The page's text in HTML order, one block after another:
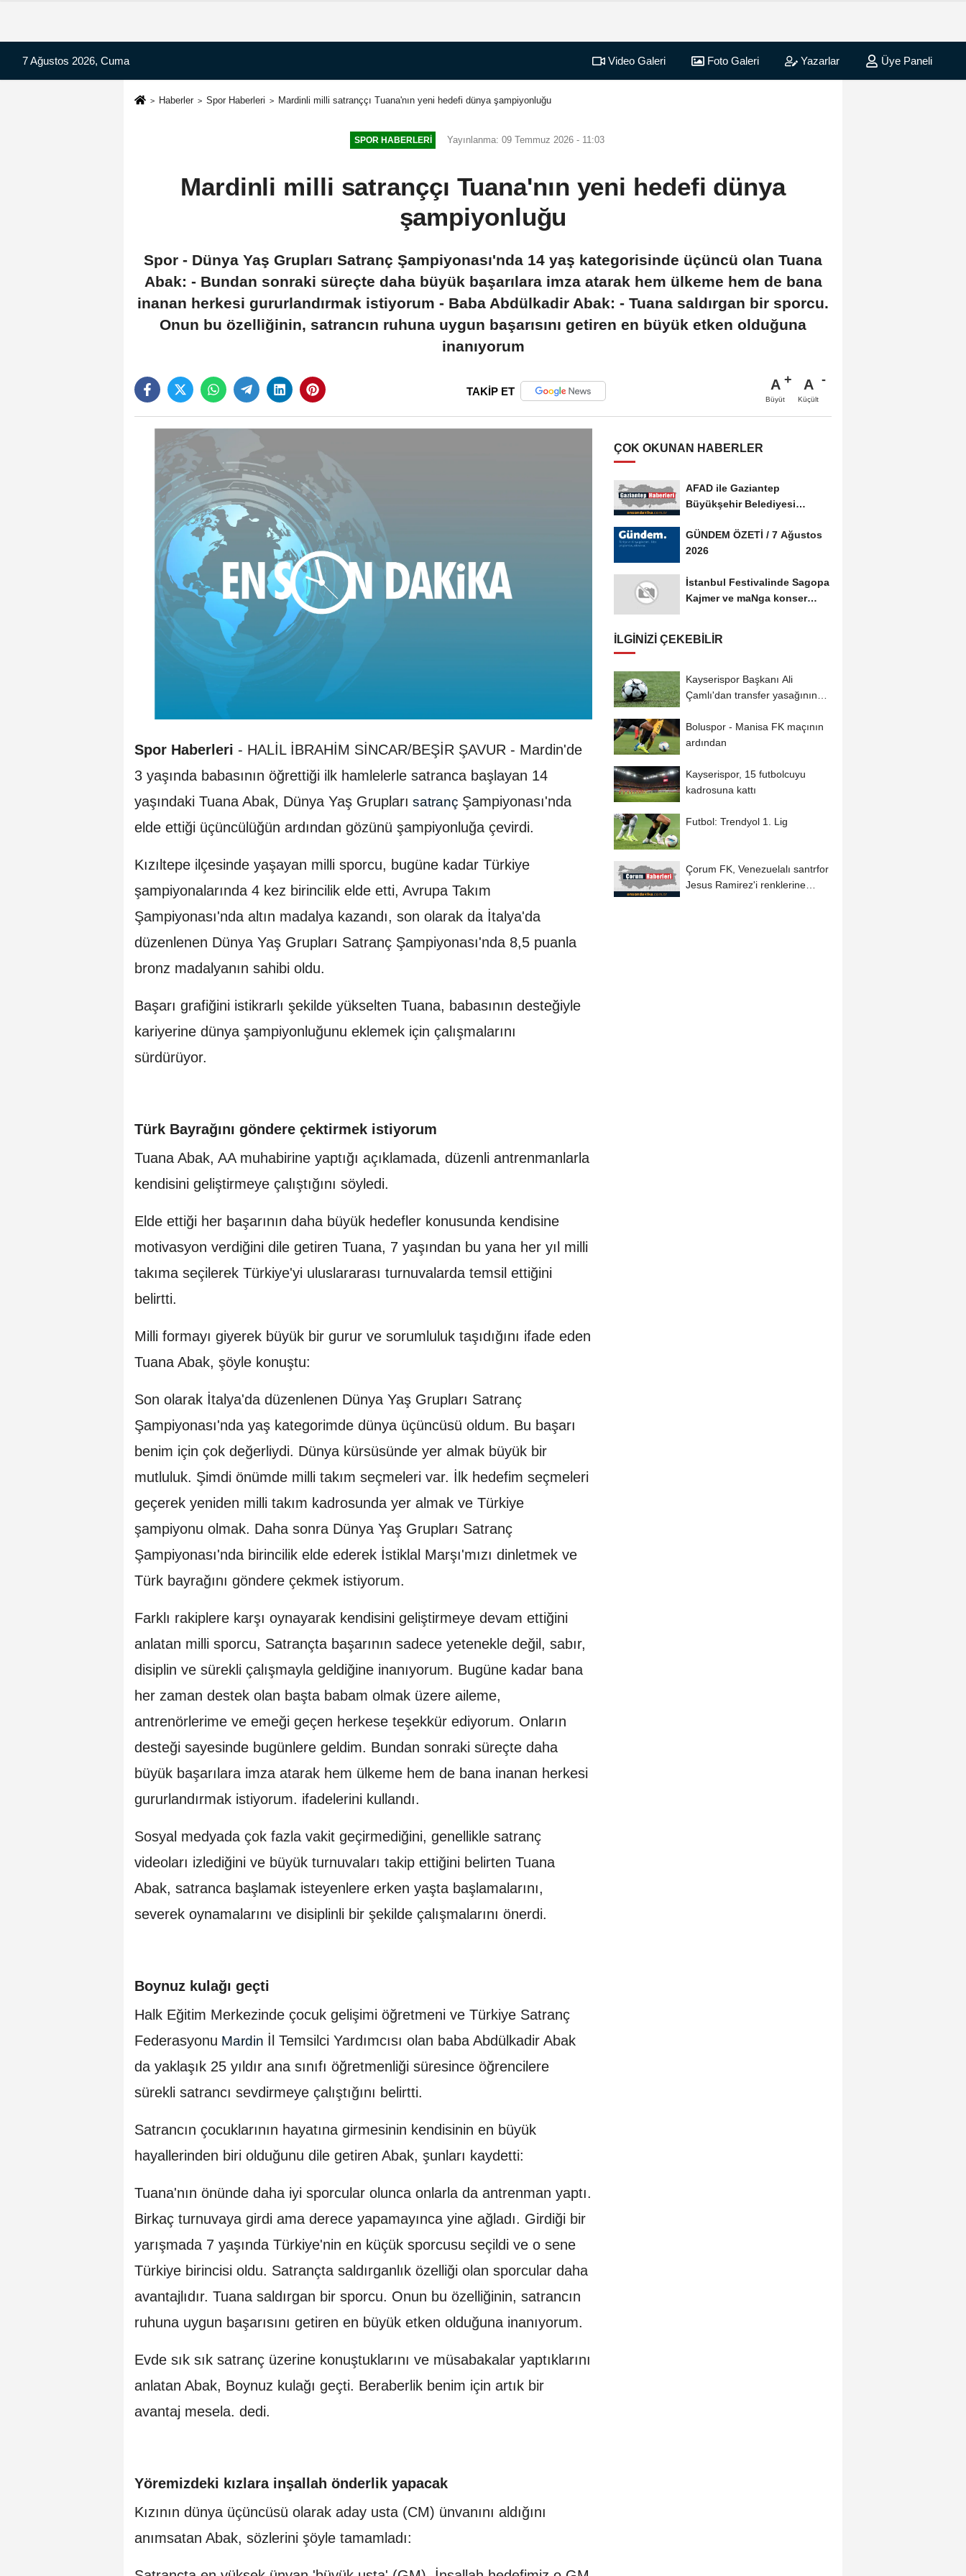
7 Ağustos 2026, Cuma Video Galeri Foto Galeri Yazarlar Üye Paneli
Haberler Spor Haberleri Mardinli milli satranççı Tuana'nın yeni hedefi dünya şampiyonluğu
SPOR HABERLERI Yayınlanma: 09 Temmuz 2026 - 11:03
Mardinli milli satranççı Tuana'nın yeni hedefi dünya
şampiyonluğu
Spor - Dünya Yaş Grupları Satranç Şampiyonası'nda 14 yaş kategorisinde üçüncü olan Tuana
Abak: - Bundan sonraki süreçte daha büyük başarılara imza atarak hem ülkeme hem de bana
inanan herkesi gururlandırmak istiyorum - Baba Abdülkadir Abak: - Tuana saldırgan bir sporcu.
Onun bu özelliğinin, satrancın ruhuna uygun başarısını getiren en büyük etken olduğuna
inanıyorum
TAKİP ET A
Büyüt
A
Küçült
Spor Haberleri - HALİL İBRAHİM SİNCAR/BEŞİR ŞAVUR - Mardin'de
3 yaşında babasının öğrettiği ilk hamlelerle satranca başlayan 14
yaşındaki Tuana Abak, Dünya Yaş Grupları satranç Şampiyonası'nda
elde ettiği üçüncülüğün ardından gözünü şampiyonluğa çevirdi.
Kızıltepe ilçesinde yaşayan milli sporcu, bugüne kadar Türkiye
şampiyonalarında 4 kez birincilik elde etti, Avrupa Takım
Şampiyonası'nda altın madalya kazandı, son olarak da İtalya'da
düzenlenen Dünya Yaş Grupları Satranç Şampiyonası'nda 8,5 puanla
bronz madalyanın sahibi oldu.
Başarı grafiğini istikrarlı şekilde yükselten Tuana, babasının desteğiyle
kariyerine dünya şampiyonluğunu eklemek için çalışmalarını
sürdürüyor.
Türk Bayrağını göndere çektirmek istiyorum
Tuana Abak, AA muhabirine yaptığı açıklamada, düzenli antrenmanlarla
kendisini geliştirmeye çalıştığını söyledi.
Elde ettiği her başarının daha büyük hedefler konusunda kendisine
motivasyon verdiğini dile getiren Tuana, 7 yaşından bu yana her yıl milli
takıma seçilerek Türkiye'yi uluslararası turnuvalarda temsil ettiğini
belirtti.
Milli formayı giyerek büyük bir gurur ve sorumluluk taşıdığını ifade eden
Tuana Abak, şöyle konuştu:
Son olarak İtalya'da düzenlenen Dünya Yaş Grupları Satranç
Şampiyonası'nda yaş kategorimde dünya üçüncüsü oldum. Bu başarı
benim için çok değerliydi. Dünya kürsüsünde yer almak büyük bir
mutluluk. Şimdi önümde milli takım seçmeleri var. İlk hedefim seçmeleri
geçerek yeniden milli takım kadrosunda yer almak ve Türkiye
şampiyonu olmak. Daha sonra Dünya Yaş Grupları Satranç
Şampiyonası'nda birincilik elde ederek İstiklal Marşı'mızı dinletmek ve
Türk bayrağını göndere çekmek istiyorum.
Farklı rakiplere karşı oynayarak kendisini geliştirmeye devam ettiğini
anlatan milli sporcu, Satrançta başarının sadece yetenekle değil, sabır,
disiplin ve sürekli çalışmayla geldiğine inanıyorum. Bugüne kadar bana
her zaman destek olan başta babam olmak üzere aileme,
antrenörlerime ve emeği geçen herkese teşekkür ediyorum. Onların
desteği sayesinde bugünlere geldim. Bundan sonraki süreçte daha
büyük başarılara imza atarak hem ülkeme hem de bana inanan herkesi
gururlandırmak istiyorum. ifadelerini kullandı.
Sosyal medyada çok fazla vakit geçirmediğini, genellikle satranç
videoları izlediğini ve büyük turnuvaları takip ettiğini belirten Tuana
Abak, satranca başlamak isteyenlere erken yaşta başlamalarını,
severek oynamalarını ve disiplinli bir şekilde çalışmalarını önerdi.
Boynuz kulağı geçti
Halk Eğitim Merkezinde çocuk gelişimi öğretmeni ve Türkiye Satranç
Federasyonu Mardin İl Temsilci Yardımcısı olan baba Abdülkadir Abak
da yaklaşık 25 yıldır ana sınıfı öğretmenliği süresince öğrencilere
sürekli satrancı sevdirmeye çalıştığını belirtti.
Satrancın çocuklarının hayatına girmesinin kendisinin en büyük
hayallerinden biri olduğunu dile getiren Abak, şunları kaydetti:
Tuana'nın önünde daha iyi sporcular olunca onlarla da antrenman yaptı.
Birkaç turnuvaya girdi ama derece yapamayınca yine ağladı. Girdiği bir
yarışmada 7 yaşında Türkiye'nin en küçük sporcusu seçildi ve o sene
Türkiye birincisi oldu. Satrançta saldırganlık özelliği olan sporcular daha
avantajlıdır. Tuana saldırgan bir sporcu. Onun bu özelliğinin, satrancın
ruhuna uygun başarısını getiren en büyük etken olduğuna inanıyorum.
Evde sık sık satranç üzerine konuştuklarını ve müsabakalar yaptıklarını
anlatan Abak, Boynuz kulağı geçti. Beraberlik benim için artık bir
avantaj mesela. dedi.
Yöremizdeki kızlara inşallah önderlik yapacak
Kızının dünya üçüncüsü olarak aday usta (CM) ünvanını aldığını
anımsatan Abak, sözlerini şöyle tamamladı:
ÇOK OKUNAN HABERLER
AFAD ile Gaziantep
Büyükşehir Belediyesi
GÜNDEM ÖZETİ / 7 Ağustos
2026
İstanbul Festivalinde Sagopa
Kajmer ve maNga konser
İLGINIZI ÇEKEBILIR
Kayserispor Başkanı Ali
Çamlı'dan transfer yasağının
Boluspor - Manisa FK maçının
ardından
Kayserispor, 15 futbolcuyu
kadrosuna kattı
Futbol: Trendyol 1. Lig
Çorum FK, Venezuelalı santrfor
Jesus Ramirez'i renklerine